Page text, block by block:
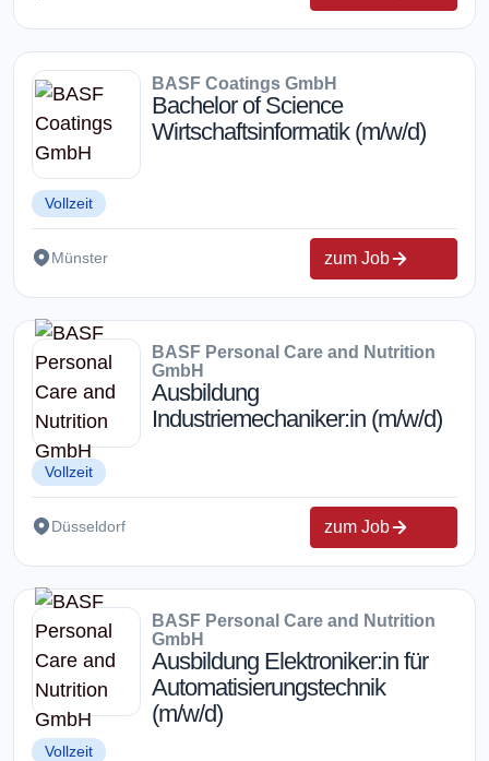
BASF Coatings GmbH
Bachelor of Science
Wirtschaftsinformatik (m/w/d)
Vollzeit
Münster zum Job
BASF Personal Care and Nutrition
GmbH
Ausbildung
Industriemechaniker:in (m/w/d)
Vollzeit
Düsseldorf zum Job
BASF Personal Care and Nutrition
GmbH
Ausbildung Elektroniker:in für
Automatisierungstechnik
(m/w/d)
Vollzeit